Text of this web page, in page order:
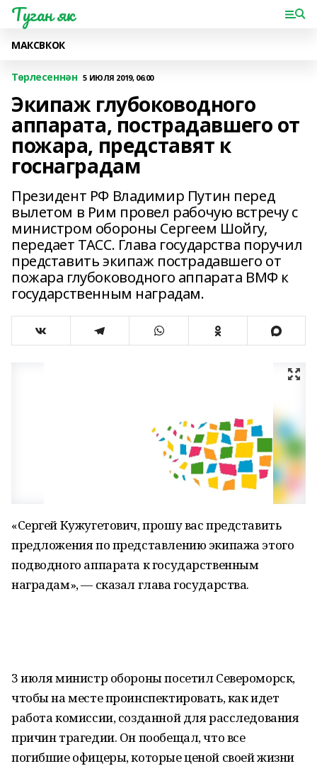
Туган як
МАКСВКОК
Төрлесеннән 5 ИЮЛЯ 2019, 06:00
Экипаж глубоководного
аппарата, пострадавшего от
пожара, представят к
госнаградам
Президент РФ Владимир Путин перед
вылетом в Рим провел рабочую встречу с
министром обороны Сергеем Шойгу,
передает ТАСС. Глава государства поручил
представить экипаж пострадавшего от
пожара глубоководного аппарата ВМФ к
государственным наградам.
«Сергей Кужугетович, прошу вас представить
предложения по представлению экипажа этого
подводного аппарата к государственным
наградам», — сказал глава государства.
3 июля министр обороны посетил Североморск,
чтобы на месте проинспектировать, как идет
работа комиссии, созданной для расследования
причин трагедии. Он пообещал, что все
погибшие офицеры, которые ценой своей жизни